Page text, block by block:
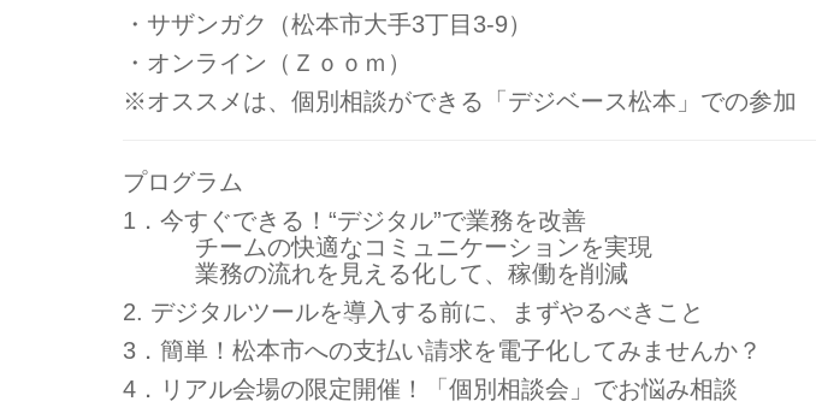
・サザンガク（松本市大手3丁目3-9）
・オンライン（Ｚｏｏｍ）
※オススメは、個別相談ができる「デジベース松本」での参加
プログラム
1．今すぐできる！“デジタル”で業務を改善
チームの快適なコミュニケーションを実現
業務の流れを見える化して、稼働を削減
2. デジタルツールを導入する前に、まずやるべきこと
3．簡単！松本市への支払い請求を電子化してみませんか？
4．リアル会場の限定開催！「個別相談会」でお悩み相談